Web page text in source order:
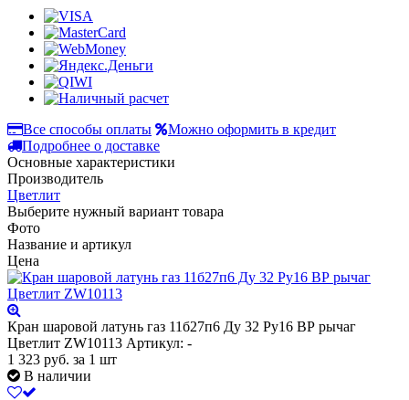
Все способы оплаты
Можно оформить в кредит
Подробнее о доставке
Основные характеристики
Производитель
Цветлит
Выберите нужный вариант товара
Фото
Название и артикул
Цена
Кран шаровой латунь газ 11б27п6 Ду 32 Ру16 ВР рычаг
Цветлит ZW10113 Артикул: -
1 323 руб. за 1 шт
В наличии